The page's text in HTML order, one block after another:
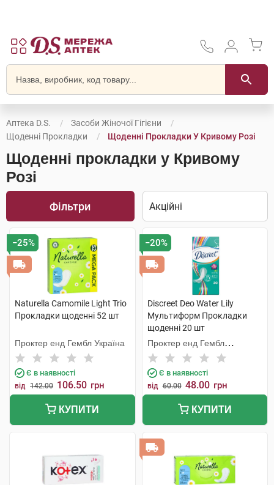
Аптека D.S.
Засоби Жіночої Гігієни
Щоденні Прокладки
Щоденні Прокладки У Кривому Розі
Щоденні прокладки у Кривому
Розі
Фільтри
−25%
Naturella Camomile Light Trio
Прокладки щоденнi 52 шт
Проктер енд Гембл Україна
Є в наявності
від 142.00 106.50 грн
КУПИТИ
−20%
Discreet Deo Water Lily
Мультиформ Прокладки
щоденні 20 шт
Проктер енд Гембл
Мануфекчурінг
Є в наявності
від 60.00 48.00 грн
КУПИТИ